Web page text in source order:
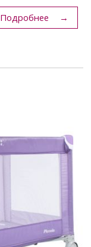
Подробнее